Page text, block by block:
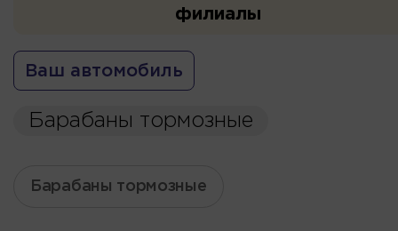
филиалы
Ваш автомобиль
Барабаны тормозные
Барабаны тормозные